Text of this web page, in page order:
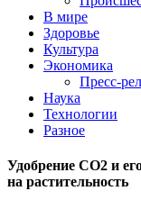
В мире
Здоровье
Культура
Экономика
Пресс-
Наука
Технологии
Разное
Удобрение CO2 и
на растительность